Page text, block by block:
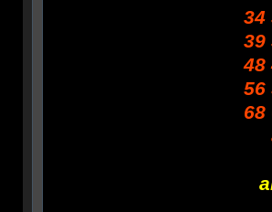
34
39
48
56
68